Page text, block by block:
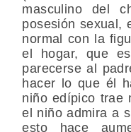
masculino del
posesión sexual,
normal con la
el hogar, que
parecerse al
hacer lo que él
niño edípico trae
el niño admira a
esto hace